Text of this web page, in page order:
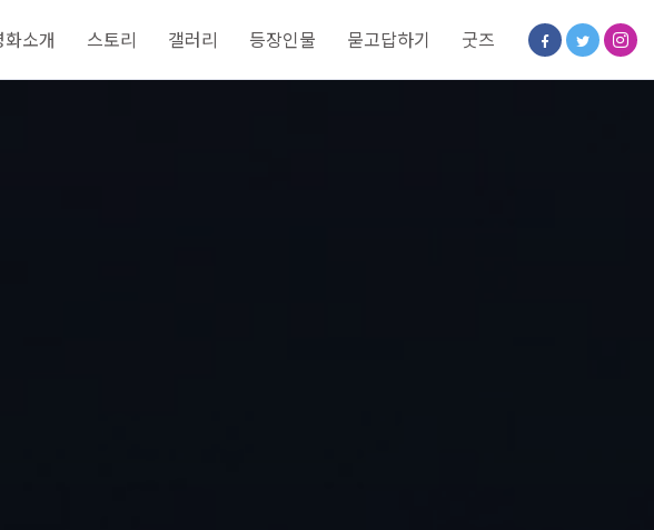
화소개 스토리 갤러리 등장인물 묻고답하기 굿즈